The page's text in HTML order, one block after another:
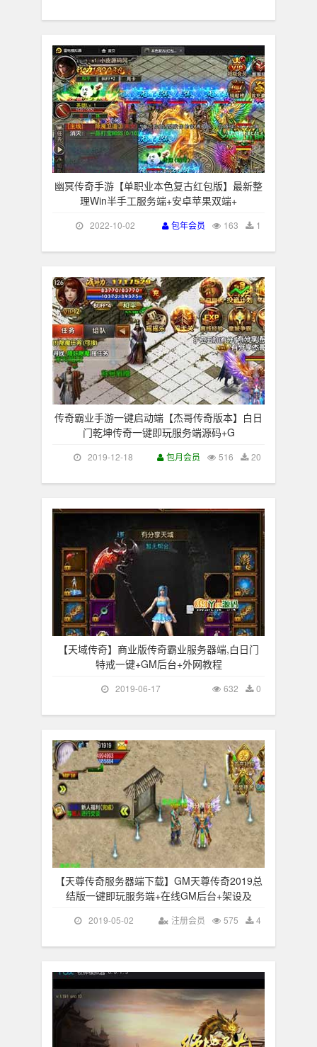
幽冥传奇手游【单职业本色复古红包版】最新整
理Win半手工服务端+安卓苹果双端+
2022-10-02 1
163
包年会员
传奇霸业手游一键启动端【杰哥传奇版本】白日
门乾坤传奇一键即玩服务端源码+G
2019-12-18 20
516
包月会员
【天域传奇】商业版传奇霸业服务器端,白日门
特戒一键+GM后台+外网教程
2019-06-17 0
632
【天尊传奇服务器端下载】GM天尊传奇2019总
结版一键即玩服务端+在线GM后台+架设及
2019-05-02 4
575
注册会员